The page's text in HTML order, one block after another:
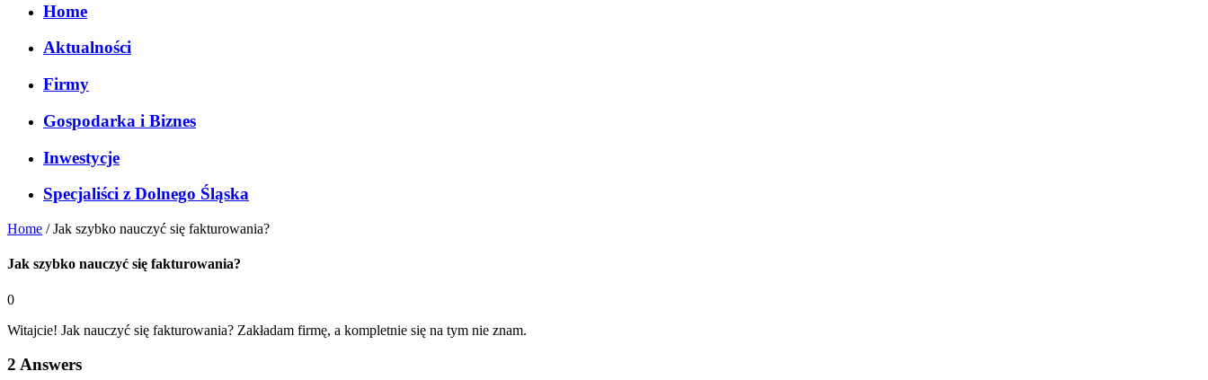
Home
Aktualności
Firmy
Gospodarka i Biznes
Inwestycje
Specjaliści z Dolnego Śląska
Home /Jak szybko nauczyć się fakturowania?
Jak szybko nauczyć się fakturowania?
0
Witajcie! Jak nauczyć się fakturowania? Zakładam firmę, a kompletnie się na tym nie znam.
2 Answers